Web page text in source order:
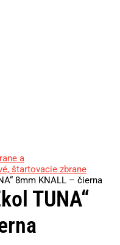
a
štartovacie zbrane
8mm KNALL – čierna
TUNA“